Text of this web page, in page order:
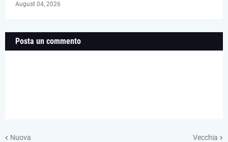
August 04, 2026
Posta un commento
Nuova Vecchia